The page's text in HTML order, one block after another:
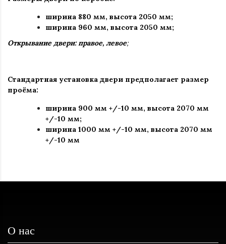
ширина 880 мм, высота 2050 мм;
ширина 960 мм, высота 2050 мм;
Открывание двери: правое, левое;
Стандартная установка двери предполагает размер
проёма:
ширина 900 мм +/-10 мм, высота 2070 мм
+/-10 мм;
ширина 1000 мм +/-10 мм, высота 2070 мм
+/-10 мм
О нас